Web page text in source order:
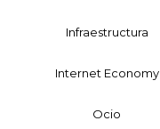
Infraestructura
Internet Economy
Ocio